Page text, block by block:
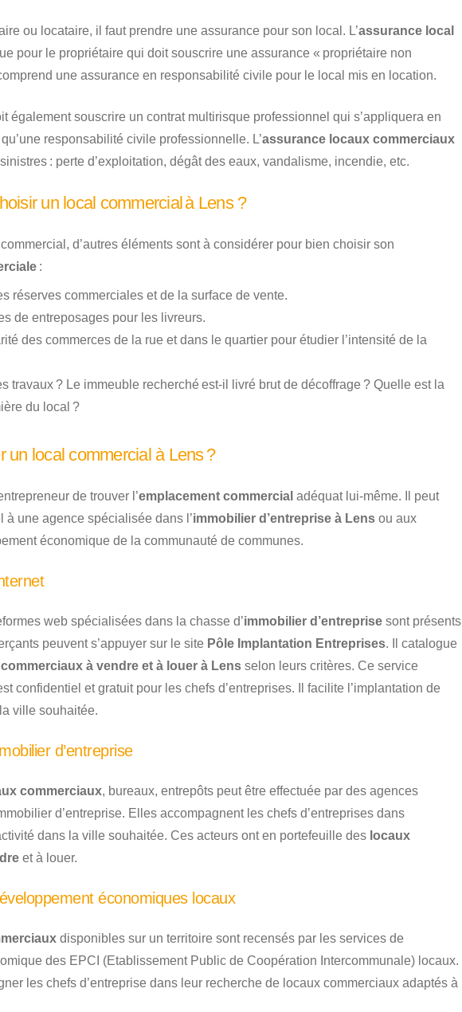
ou locataire, il faut prendre une assurance pour son local. L’assurance local
pour le propriétaire qui doit souscrire une assurance « propriétaire non
une assurance en responsabilité civile pour le local mis en location.
également souscrire un contrat multirisque professionnel qui s’appliquera en
responsabilité civile professionnelle. L’assurance locaux commerciaux
: perte d’exploitation, dégât des eaux, vandalisme, incendie, etc.
un local commercial à Lens ?
d’autres éléments sont à considérer pour bien choisir son
:
réserves commerciales et de la surface de vente.
de entreposages pour les livreurs.
des commerces de la rue et dans le quartier pour étudier l’intensité de la
travaux ? Le immeuble recherché est-il livré brut de décoffrage ? Quelle est la
du local ?
un local commercial à Lens ?
de trouver l’emplacement commercial adéquat lui-même. Il peut
à une agence spécialisée dans l’immobilier d’entreprise à Lens ou aux
économique de la communauté de communes.
web spécialisées dans la chasse d’immobilier d’entreprise sont présents
peuvent s’appuyer sur le site Pôle Implantation Entreprises. Il catalogue
à vendre et à louer à Lens selon leurs critères. Ce service
confidentiel et gratuit pour les chefs d’entreprises. Il facilite l’implantation de
ville souhaitée.
d’entreprise
commerciaux, bureaux, entrepôts peut être effectuée par des agences
d’entreprise. Elles accompagnent les chefs d’entreprises dans
dans la ville souhaitée. Ces acteurs ont en portefeuille des locaux
et à louer.
économiques locaux
disponibles sur un territoire sont recensés par les services de
des EPCI (Etablissement Public de Coopération Intercommunale) locaux.
les chefs d’entreprise dans leur recherche de locaux commerciaux adaptés à